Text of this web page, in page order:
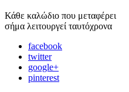
Κάθε καλώδιο που μεταφέρει
σήμα λειτουργεί ταυτόχρονα
facebook
twitter
google+
pinterest